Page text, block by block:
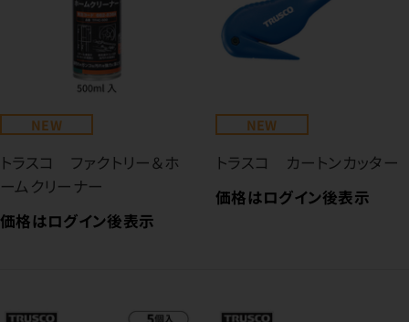
NEW
トラスコ ファクトリー＆ホ
ームクリーナー
価格はログイン後表示
NEW
トラスコ カートンカッター
価格はログイン後表示